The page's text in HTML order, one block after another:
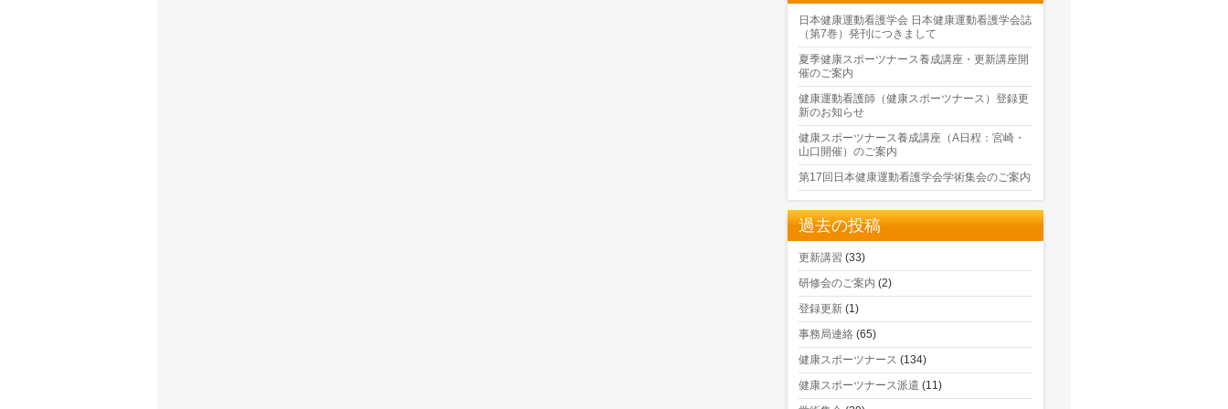
日本健康運動看護学会 日本健康運動看護学会誌
（第7巻）発刊につきまして
夏季健康スポーツナース養成講座・更新講座開
催のご案内
健康運動看護師（健康スポーツナース）登録更
新のお知らせ
健康スポーツナース養成講座（A日程：宮崎・
山口開催）のご案内
第17回日本健康運動看護学会学術集会のご案内
過去の投稿
更新講習 (33)
研修会のご案内 (2)
登録更新 (1)
事務局連絡 (65)
健康スポーツナース (134)
健康スポーツナース派遣 (11)